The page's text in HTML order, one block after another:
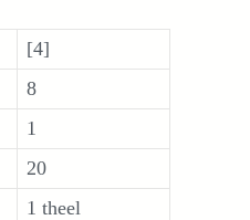
[4]
8
1
20
1 theel